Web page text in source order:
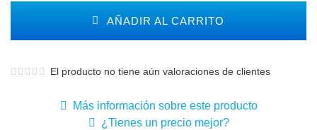
AÑADIR AL CARRITO
El producto no tiene aún valoraciones de clientes
Más información sobre este producto
¿Tienes un precio mejor?